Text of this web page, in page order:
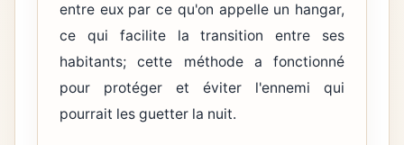
entre eux par ce qu'on appelle un hangar,
ce qui facilite la transition entre ses
habitants; cette méthode a fonctionné
pour protéger et éviter l'ennemi qui
pourrait les guetter la nuit.